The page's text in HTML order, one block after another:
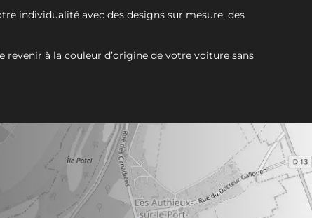
individualité avec des designs sur mesure, des
revenir à la couleur d’origine de votre voiture sans